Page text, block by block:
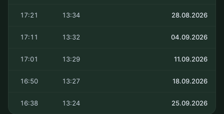
28.08.2026
13:34
17:21
04.09.2026
13:32
17:11
11.09.2026
13:29
17:01
18.09.2026
13:27
16:50
25.09.2026
13:24
16:38